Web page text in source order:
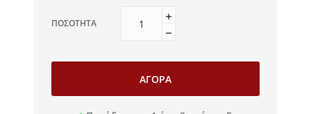
ΠΟΣΌΤΗΤΑ
ΑΓΟΡΆ